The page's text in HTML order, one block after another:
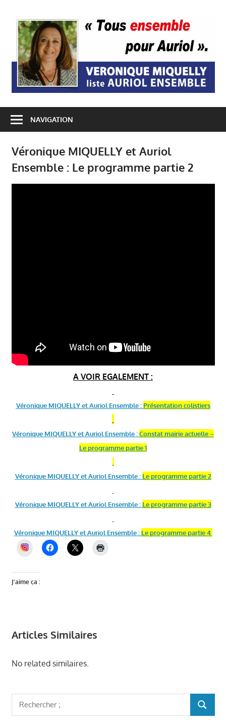
contenu
NAVIGATION
Véronique MIQUELLY et Auriol
Ensemble : Le programme partie 2
A VOIR EGALEMENT :
Véronique MIQUELLY et Auriol Ensemble : Présentation colistiers
Véronique MIQUELLY et Auriol Ensemble :Constat mairie actuelle –
Le programme partie 1
Véronique MIQUELLY et Auriol Ensemble : Le programme partie 2
Véronique MIQUELLY et Auriol Ensemble : Le programme partie 3
Véronique MIQUELLY et Auriol Ensemble : Le programme partie 4
INSTAGRAM
J’aime ça :
Articles Similaires
No related similaires.
Rechercher